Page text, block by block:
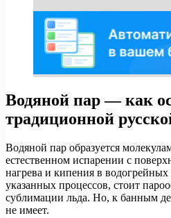
Водяной пар — как
традиционной
Водяной пар образуется
естественном испарении с
нагрева и кипения в
указанных процессов, стоит
сублимации льда. Но, к банным
не имеет.